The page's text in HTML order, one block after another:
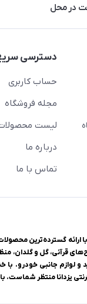
در محل
دسترسی
حساب کاربری
مجله فروشگاه
لیست
درباره ما
تماس با ما
قرآنی، گل و گلدان،
لوازم جانبی خودرو. با
یزدانا منتظر شماست. با